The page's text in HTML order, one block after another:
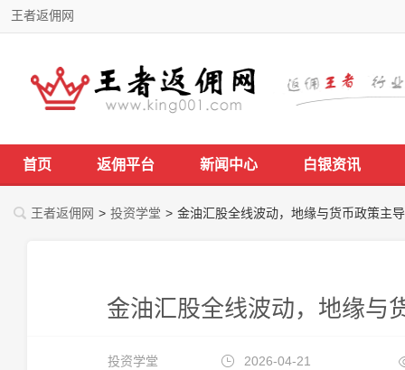
王者返佣网
首页 返佣平台 新闻中心 白银资讯
王者返佣网 > 投资学堂 > 金油汇股全线波动，地缘与货币政策主
金油汇股全线波动，地缘与
投资学堂 2026-04-21